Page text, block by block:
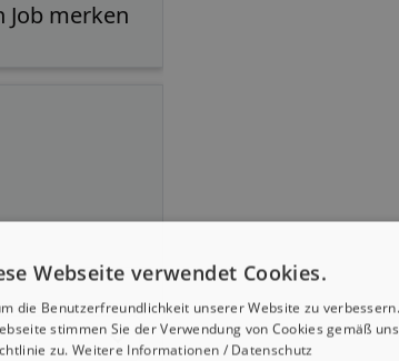
Webseite verwendet Cookies.
die Benutzerfreundlichkeit unserer Website zu
stimmen Sie der Verwendung von Cookies gemäß
zu. Weitere Informationen / Datenschutz